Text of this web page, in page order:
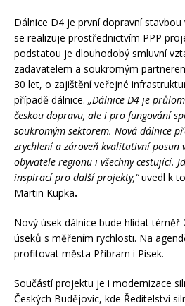
Dálnice D4 je první dopravní stavbou
se realizuje prostřednictvím PPP
podstatou je dlouhodobý smluvní
zadavatelem a soukromým
30 let, o zajištění veřejné
případě dálnice. „Dálnice D4 je
českou dopravu, ale i pro fungování
soukromým sektorem. Nová dálnice
zrychlení a zároveň kvalitativní
obyvatele regionu i všechny cestující.
inspirací pro další projekty,“uvedl k
Martin Kupka.
Nový úsek dálnice bude hlídat téměř
úseků s měřením rychlosti. Na
profitovat města Příbram i Písek.
Součástí projektu je i modernizace
Českých Budějovic, kde Ředitelství